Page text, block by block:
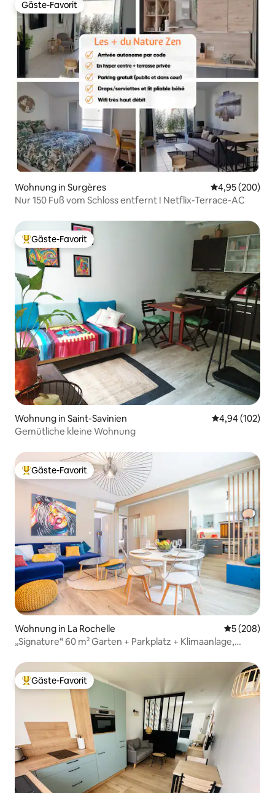
Gäste-Favorit
Gäste-Favorit
Wohnung in Surgères
4,95 (200)
Nur 150 Fuß vom Schloss entfernt ! Netflix-Terrace-AC
Beliebter Gäste-Favorit.
Gäste-Favorit
Wohnung in Saint-Savinien
4,94 (102)
Gemütliche kleine Wohnung
Beliebter Gäste-Favorit.
Gäste-Favorit
Wohnung in La Rochelle
5 (208)
„Signature“ 60 m² Garten + Parkplatz + Klimaanlage,
Beliebter Gäste-Favorit.
Gäste-Favorit